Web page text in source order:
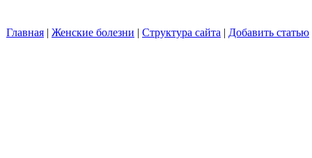
Главная | Женские болезни | Структура сайта | Добавить статью